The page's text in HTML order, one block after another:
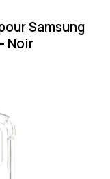
Samsung
Noir